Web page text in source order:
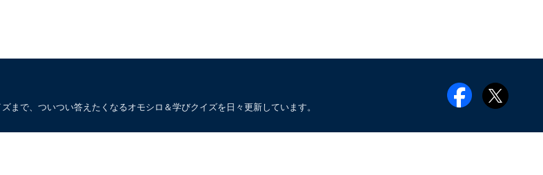
まで、ついつい答えたくなるオモシロ＆学びクイズを日々更新しています。